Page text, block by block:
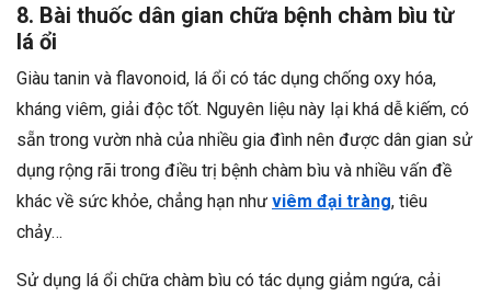
8. Bài thuốc dân gian chữa bệnh chàm bìu từ
lá ổi
Giàu tanin và flavonoid, lá ổi có tác dụng chống oxy hóa,
kháng viêm, giải độc tốt. Nguyên liệu này lại khá dễ kiếm, có
sẵn trong vườn nhà của nhiều gia đình nên được dân gian sử
dụng rộng rãi trong điều trị bệnh chàm bìu và nhiều vấn đề
khác về sức khỏe, chẳng hạn như viêm đại tràng, tiêu
chảy…
Sử dụng lá ổi chữa chàm bìu có tác dụng giảm ngứa, cải